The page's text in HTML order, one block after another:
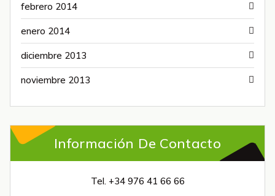
febrero 2014
enero 2014
diciembre 2013
noviembre 2013
Información De Contacto
Tel. +34 976 41 66 66